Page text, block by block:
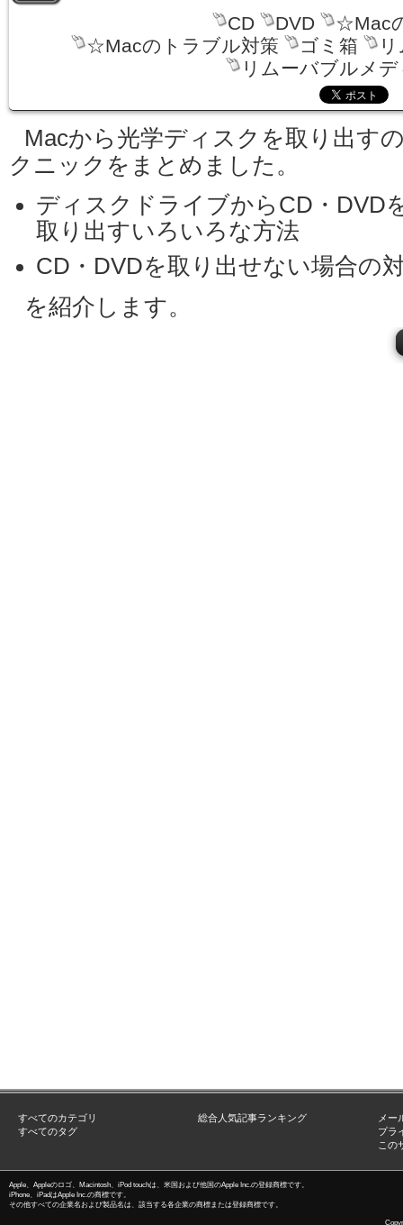
CD DVD
☆Mac
☆Macのトラブル対策
ゴミ箱
リムーバブルメ
Macから光学ディスクを取り出す
クニックをまとめました。
ディスクドライブからCD・DVD
取り出すいろいろな方法
CD・DVDを取り出せない場合の
を紹介します。
すべてのカテゴリ
すべてのタグ
総合人気記事ランキング
メー
プラ
この
Apple、Appleのロゴ、Macintosh、iPod touchは、米国および他国のApple Inc.の登録商標です。
iPhone、iPadはApple Inc.の商標です。
その他すべての企業名および製品名は、該当する各企業の商標または登録商標です。